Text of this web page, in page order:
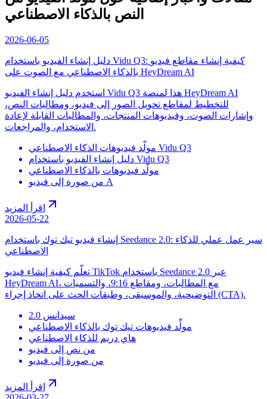
النص بالذكاء الاصطناعي
2026-06-05
دليل إنشاء الفيديو باستخدام Vidu Q3: كيفية إنشاء مقاطع فيديو
بالذكاء الاصطناعي مع الصوت على HeyDream AI
استخدم دليل إنشاء الفيديو Vidu Q3 هذا لمنصة HeyDream AI
للتخطيط لمقاطع تحويل الصور إلى فيديو، ومطالبات النص،
وإشارات الصوت، وفيديوهات المنتجات، والمطالبات القابلة لإعادة
الاستخدام، والمراجعات.
مولّد فيديوهات الذكاء الاصطناعي Vidu Q3
دليل إنشاء الفيديو باستخدام Vidu Q3
مولّد فيديوهات بالذكاء الاصطناعي
من صورة إلى فيديو A
اقرأ المزيد
2026-05-22
إنشاء فيديو تيك توك باستخدام Seedance 2.0: سير عمل عملي للذكاء
الاصطناعي
تعلّم كيفية إنشاء فيديو TikTok باستخدام Seedance 2.0 عبر
HeyDream AI، مع المطالبات، ومقاطع 9:16، والتسميات
التوضيحية، والموسيقى، وطبقات الحث على اتخاذ إجراء (CTA).
سيدانس 2.0
مولِّد فيديوهات تيك توك بالذكاء الاصطناعي
هاي دريم للذكاء الاصطناعي
من نص إلى فيديو
من صورة إلى فيديو
اقرأ المزيد